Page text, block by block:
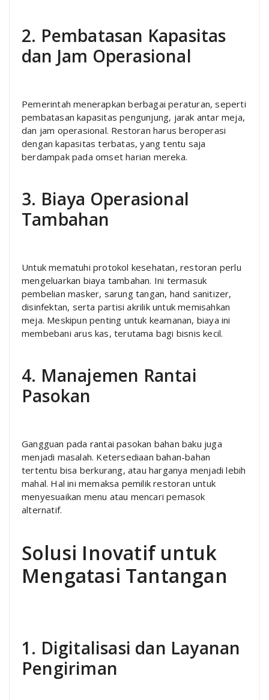
2. Pembatasan Kapasitas
dan Jam Operasional
Pemerintah menerapkan berbagai peraturan, seperti
pembatasan kapasitas pengunjung, jarak antar meja,
dan jam operasional. Restoran harus beroperasi
dengan kapasitas terbatas, yang tentu saja
berdampak pada omset harian mereka.
3. Biaya Operasional
Tambahan
Untuk mematuhi protokol kesehatan, restoran perlu
mengeluarkan biaya tambahan. Ini termasuk
pembelian masker, sarung tangan, hand sanitizer,
disinfektan, serta partisi akrilik untuk memisahkan
meja. Meskipun penting untuk keamanan, biaya ini
membebani arus kas, terutama bagi bisnis kecil.
4. Manajemen Rantai
Pasokan
Gangguan pada rantai pasokan bahan baku juga
menjadi masalah. Ketersediaan bahan-bahan
tertentu bisa berkurang, atau harganya menjadi lebih
mahal. Hal ini memaksa pemilik restoran untuk
menyesuaikan menu atau mencari pemasok
alternatif.
Solusi Inovatif untuk
Mengatasi Tantangan
1. Digitalisasi dan Layanan
Pengiriman